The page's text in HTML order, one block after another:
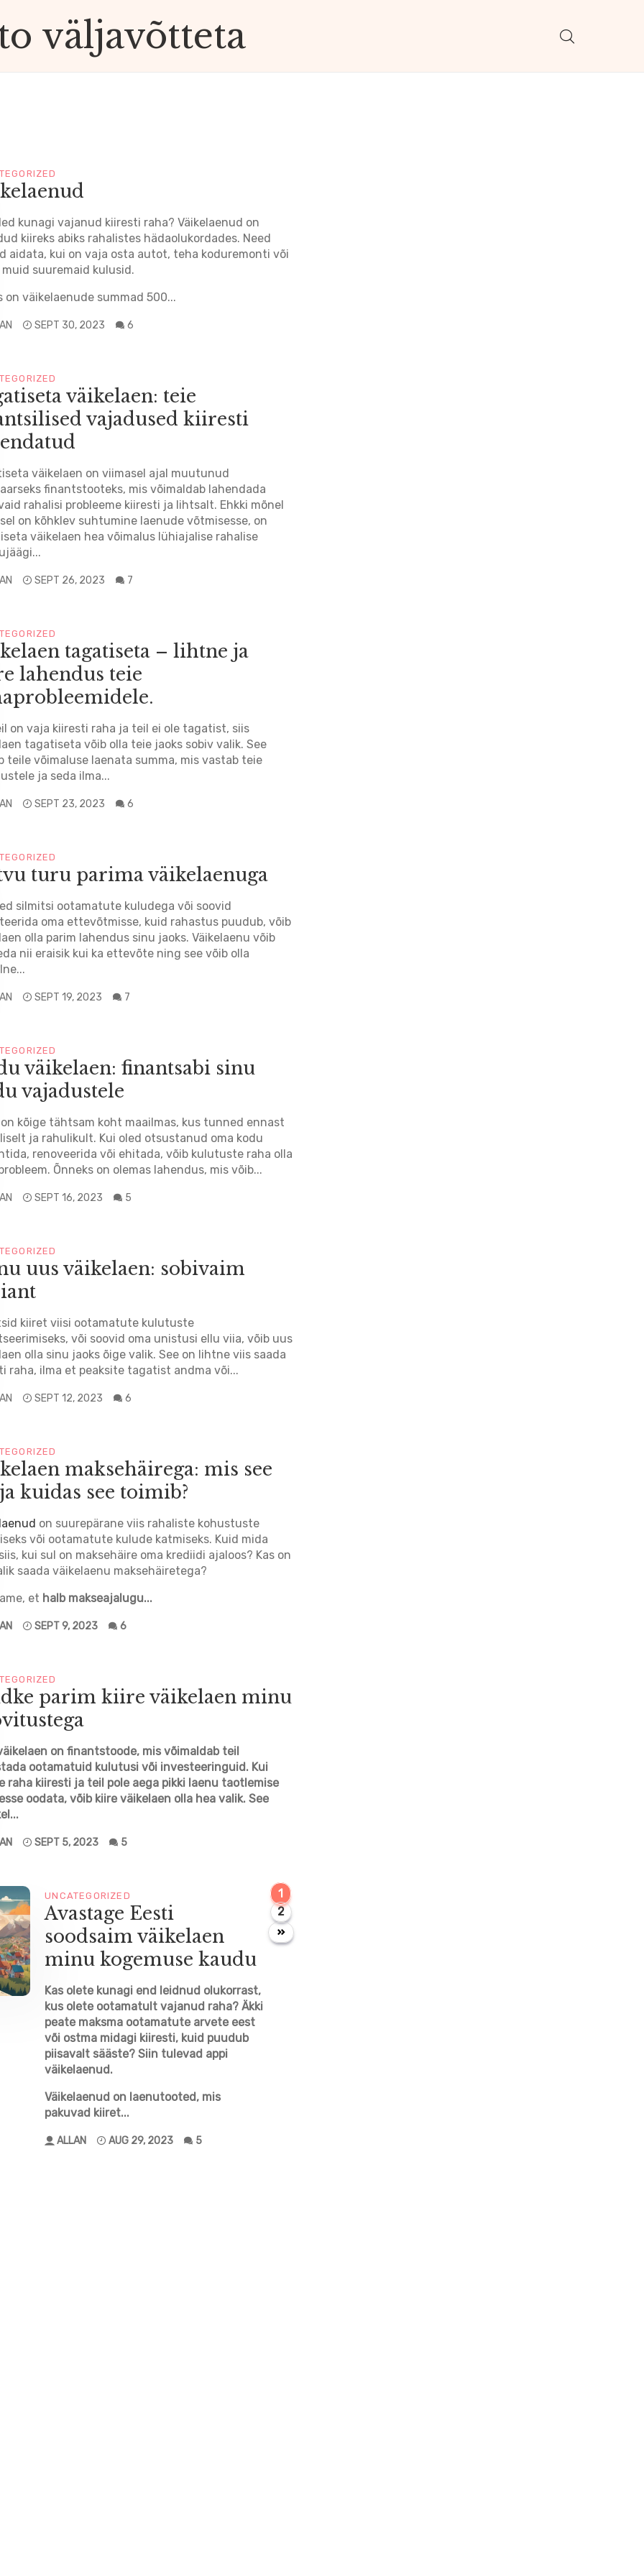
väljavõtteta
kunagi vajanud kiiresti raha? Väikelaenud on
kiireks abiks rahalistes hädaolukordades. Need
aidata, kui on vaja osta autot, teha koduremonti või
suuremaid kulusid.
on väikelaenude summad 500...
SEPT 30, 2023 6
väikelaen: teie
vajadused kiiresti
väikelaen on viimasel ajal muutunud
finantstooteks, mis võimaldab lahendada
rahalisi probleeme kiiresti ja lihtsalt. Ehkki mõnel
on kõhklev suhtumine laenude võtmisesse, on
väikelaen hea võimalus lühiajalise rahalise
SEPT 26, 2023 7
tagatiseta – lihtne ja
lahendus teie
on vaja kiiresti raha ja teil ei ole tagatist, siis
tagatiseta võib olla teie jaoks sobiv valik. See
teile võimaluse laenata summa, mis vastab teie
ja seda ilma...
SEPT 23, 2023 6
turu parima väikelaenuga
silmitsi ootamatute kuludega või soovid
oma ettevõtmisse, kuid rahastus puudub, võib
olla parim lahendus sinu jaoks. Väikelaenu võib
nii eraisik kui ka ettevõte ning see võib olla
SEPT 19, 2023 7
väikelaen: finantsabi sinu
vajadustele
on kõige tähtsam koht maailmas, kus tunned ennast
ja rahulikult. Kui oled otsustanud oma kodu
renoveerida või ehitada, võib kulutuste raha olla
Õnneks on olemas lahendus, mis võib...
SEPT 16, 2023 5
uus väikelaen: sobivaim
kiiret viisi ootamatute kulutuste
või soovid oma unistusi ellu viia, võib uus
olla sinu jaoks õige valik. See on lihtne viis saada
raha, ilma et peaksite tagatist andma või...
SEPT 12, 2023 6
maksehäirega: mis see
kuidas see toimib?
on suurepärane viis rahaliste kohustuste
või ootamatute kulude katmiseks. Kuid mida
kui sul on maksehäire oma krediidi ajaloos? Kas on
saada väikelaenu maksehäiretega?
et halb makseajalugu...
SEPT 9, 2023 6
parim kiire väikelaen minu
on finantstoode, mis võimaldab teil
ootamatuid kulutusi või investeeringuid. Kui
raha kiiresti ja teil pole aega pikki laenu taotlemise
oodata, võib kiire väikelaen olla hea valik. See
SEPT 5, 2023 5
UNCATEGORIZED
Avastage Eesti
soodsaim väikelaen
minu kogemuse kaudu
Kas olete kunagi end leidnud olukorrast,
kus olete ootamatult vajanud raha? Äkki
peate maksma ootamatute arvete eest
või ostma midagi kiiresti, kuid puudub
piisavalt sääste? Siin tulevad appi
väikelaenud.
Väikelaenud on laenutooted, mis
pakuvad kiiret...
ALLAN AUG 29, 2023 5
P
o
P
a
g
e
1
P
a
g
e
2